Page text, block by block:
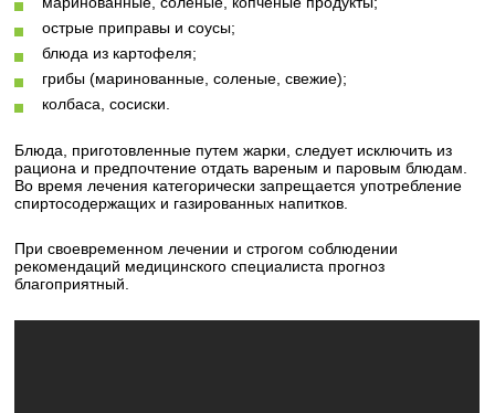
острые приправы и соусы;
блюда из картофеля;
грибы (маринованные, соленые, свежие);
колбаса, сосиски.
Блюда, приготовленные путем жарки, следует исключить из
рациона и предпочтение отдать вареным и паровым блюдам.
Во время лечения категорически запрещается употребление
спиртосодержащих и газированных напитков.
При своевременном лечении и строгом соблюдении
рекомендаций медицинского специалиста прогноз
благоприятный.